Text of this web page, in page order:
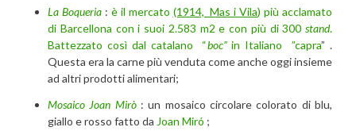
La Boqueria: è il mercato (1914, Mas i Vila) più acclamato
di Barcellona con i suoi 2.583 m2 e con più di 300 stand.
Battezzato così dal catalano “boc”in Italiano ”capra” .
Questa era la carne più venduta come anche oggi insieme
ad altri prodotti alimentari;
Mosaico Joan Mirò: un mosaico circolare colorato di blu,
giallo e rosso fatto da Joan Miró ;